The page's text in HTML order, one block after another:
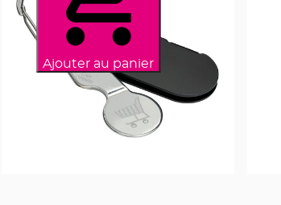
Ajouter au panier